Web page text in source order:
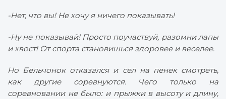
-Нет, что вы! Не хочу я ничего показывать!
-Ну не показывай! Просто поучаствуй, разомни лапы
и хвост! От спорта становишься здоровее и веселее.
Но Бельчонок отказался и сел на пенек смотреть,
как другие соревнуются. Чего только на
соревновании не было: и прыжки в высоту и длину,